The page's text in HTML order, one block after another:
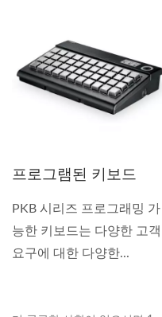
프로그램된 키보드
PKB 시리즈 프로그래밍 가
능한 키보드는 다양한 고객
요구에 대한 다양한...